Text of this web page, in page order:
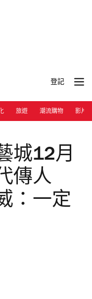
登記
旅遊 潮流購物 影片
城12月
傳人
：一定